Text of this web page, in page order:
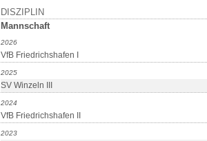
DISZIPLIN
Mannschaft
2026
VfB Friedrichshafen I
2025
SV Winzeln III
2024
VfB Friedrichshafen II
2023